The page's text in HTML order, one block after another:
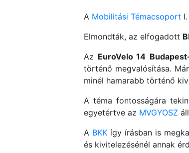
A Mobilitási Témacsoport
Elmondták, az elfogadott
Az EuroVelo 14
történő megvalósítása.
minél hamarabb történő
A téma fontosságára
egyetértve az MVGYOSZ
A BKKígy írásban is
és kivitelezésénél annak